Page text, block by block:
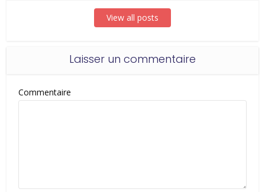
View all posts
Laisser un commentaire
Commentaire